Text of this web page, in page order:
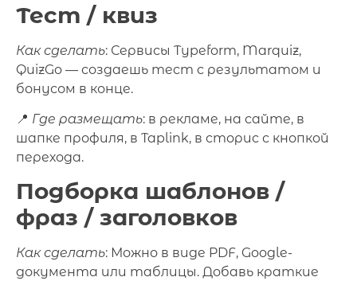
Тест / квиз
Как сделать: Сервисы Typeform, Marquiz,
QuizGo — создаешь тест с результатом и
бонусом в конце.
📍 Где размещать: в рекламе, на сайте, в
шапке профиля, в Taplink, в сторис с кнопкой
перехода.
Подборка шаблонов /
фраз / заголовков
Как сделать: Можно в виде PDF, Google-
документа или таблицы. Добавь краткие